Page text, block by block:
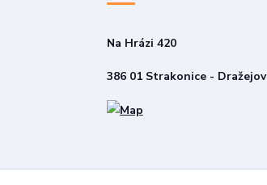
Na Hrázi 420
386 01 Strakonice - Dražejov